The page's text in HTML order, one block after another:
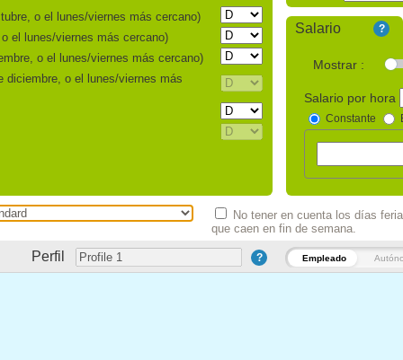
Salario ?
Mostrar :
Salario por hora
Constante
Perfil ? Empleado
o el lunes/viernes más cercano)
el lunes/viernes más cercano)
o el lunes/viernes más cercano)
diciembre, o el lunes/viernes más
No tener en cuenta los días
que caen en fin de semana.